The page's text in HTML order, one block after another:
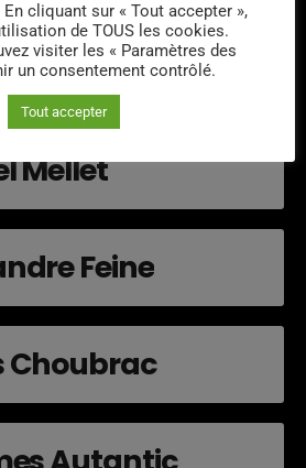
Pruvot
Mellet
Feine
Choubrac
cliquant sur « Tout accepter »,
de TOUS les cookies.
visiter les « Paramètres des
un consentement contrôlé.
Tout accepter